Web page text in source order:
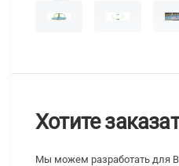
Хотите
Мы можем разработать для